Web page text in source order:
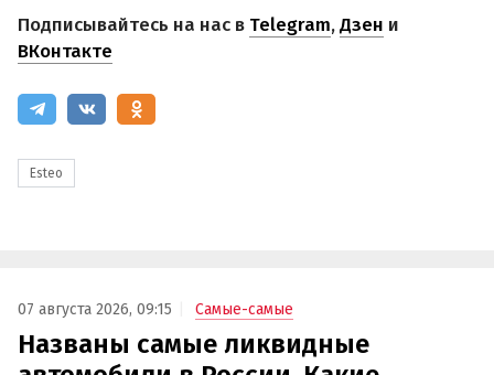
Подписывайтесь на нас в Telegram,Дзен и
ВКонтакте
Esteo
07 августа 2026, 09:15 Самые-самые
Названы самые ликвидные